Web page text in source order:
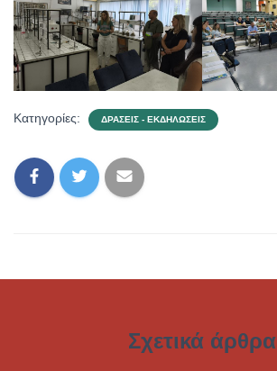
Κατηγορίες: ΔΡΆΣΕΙΣ - ΕΚΔΗΛΏΣΕΙΣ
Σχετικά άρθρα